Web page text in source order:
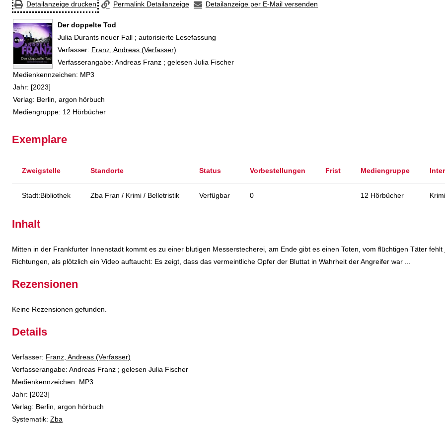
Detailanzeige drucken
Permalink Detailanzeige Detailanzeige per E-Mail versenden
Der doppelte Tod
Julia Durants neuer Fall ; autorisierte Lesefassung
Verfasser: Suche nach diesem Verfasser
Franz, Andreas (Verfasser)
Verfasserangabe: Andreas Franz ; gelesen Julia Fischer
Medienkennzeichen: MP3
Jahr: [2023]
Verlag: Berlin, argon hörbuch
Mediengruppe: 12 Hörbücher
Exemplare
Zweigstelle Standorte Status Vorbestellungen Frist Mediengruppe
Stadt:Bibliothek Zba Fran / Krimi / Belletristik Verfügbar 0 12 Hörbücher Krimi
Inhalt
Mitten in der Frankfurter Innenstadt kommt es zu einer blutigen Messerstecherei, am Ende gibt es einen Toten, vom flüchtigen Täter
Richtungen, als plötzlich ein Video auftaucht: Es zeigt, dass das vermeintliche Opfer der Bluttat in Wahrheit der Angreifer war ...
Rezensionen
Keine Rezensionen gefunden.
Details
Verfasser: Suche nach diesem Verfasser
Franz, Andreas (Verfasser)
Verfasserangabe: Andreas Franz ; gelesen Julia Fischer
Medienkennzeichen: MP3
Jahr: [2023]
Verlag: Berlin, argon hörbuch
opens in new tab
Diesen Link in neuem Tab öffnen
Systematik: Suche nach dieser Systematik
Zba